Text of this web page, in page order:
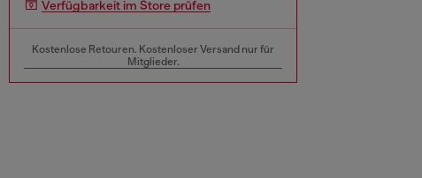
Verfügbarkeit im Store prüfen
Kostenlose Retouren. Kostenloser Versand nur für
Mitglieder.